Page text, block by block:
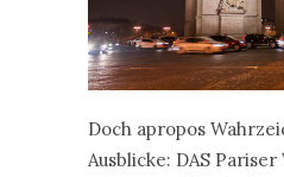
Doch apropos
Ausblicke: DAS